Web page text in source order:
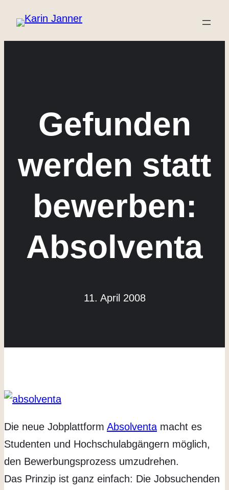
Inhalt
Gefunden
werden statt
bewerben:
Absolventa
11. April 2008
Die neue Jobplattform Absolventa macht es
Studenten und Hochschulabgängern möglich,
den Bewerbungsprozess umzudrehen.
Das Prinzip ist ganz einfach: Die Jobsuchenden